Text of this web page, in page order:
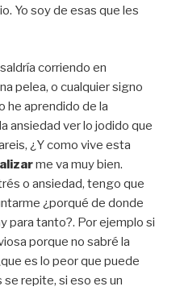
Yo soy de esas que les
corriendo en
pelea, o cualquier signo
he aprendido de la
ansiedad ver lo jodido que
¿Y como vive esta
me va muy bien.
o ansiedad, tengo que
¿porqué de donde
para tanto?. Por ejemplo si
porque no sabré la
es lo peor que puede
repite, si eso es un